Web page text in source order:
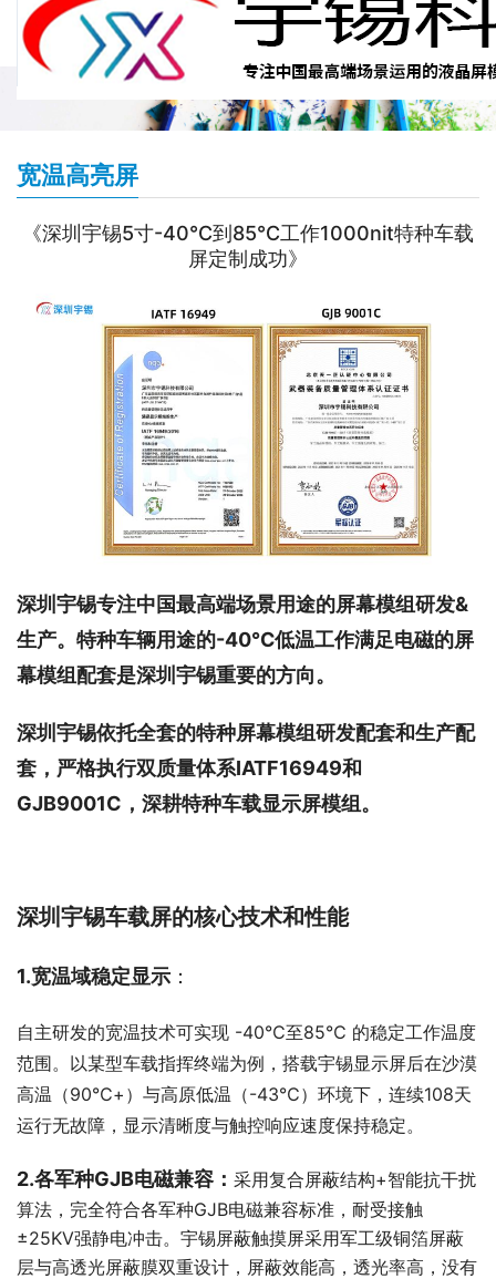
宽温高亮屏
《深圳宇锡5寸-40℃到85℃工作1000nit特种车载
屏定制成功》
深圳宇锡专注中国最高端场景用途的屏幕模组研发&
生产。特种车辆用途的-40℃低温工作满足电磁的屏
幕模组配套是深圳宇锡重要的方向。
深圳宇锡依托全套的特种屏幕模组研发配套和生产配
套，严格执行双质量体系IATF16949和
GJB9001C，深耕特种车载显示屏模组。
深圳宇锡车载屏的核心技术和性能
1.宽温域稳定显示 ：
自主研发的宽温技术可实现 -40℃至85℃ 的稳定工作温度
范围。以某型车载指挥终端为例，搭载宇锡显示屏后在沙漠
高温（90℃+）与高原低温（-43℃）环境下，连续108天
运行无故障，显示清晰度与触控响应速度保持稳定。
2.各军种GJB电磁兼容： 采用复合屏蔽结构+智能抗干扰
算法，完全符合各军种GJB电磁兼容标准，耐受接触
±25KV强静电冲击。宇锡屏蔽触摸屏采用军工级铜箔屏蔽
层与高透光屏蔽膜双重设计，屏蔽效能高，透光率高，没有